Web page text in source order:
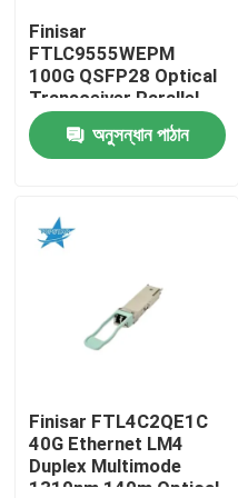
কারখানা ভ্রমণ
মান নিয়ন্ত্রণ
এনভিডিয়া এআই পণ্য
400G/800G অপটিক্যাল মডিউল
100G QSFP28 মডিউল
Finisar
FTLC9555WEPM
100G QSFP28 Optical
Transceiver Parallel
MMF 100M CPRI Hot
Pluggable Port 1 Year
Warranty
অনুসন্ধান পাঠান
Finisar FTL4C2QE1C
40G Ethernet LM4
Duplex Multimode
1310nm 140m Optical